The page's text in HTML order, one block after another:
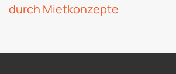
durch Mietkonzepte